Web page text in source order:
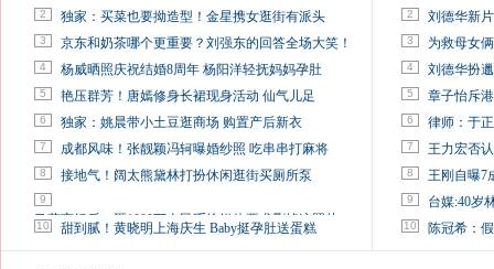
2 独家：买菜也要拗造型！金星携女逛街有派头
3 京东和奶茶哪个更重要？刘强东的回答全场大笑！
4 杨威晒照庆祝结婚8周年 杨阳洋轻抚妈妈孕肚
5 艳压群芳！唐嫣修身长裙现身活动 仙气儿足
6 独家：姚晨带小土豆逛商场 购置产后新衣
7 成都风味！张靓颖冯轲曝婚纱照 吃串串打麻将
8 接地气！阔太熊黛林打扮休闲逛街买厕所泵
9
马蓉离婚后，砸1000万人民币给媒体要求删掉这照片
10 甜到腻！黄晓明上海庆生 Baby挺孕肚送蛋糕
2 刘德华新
3 为救母女
4 刘德华扮
5 章子怡斥
6 律师：于
7 王力宏否
8 王刚自曝7
9 台媒:40岁
10 陈冠希：